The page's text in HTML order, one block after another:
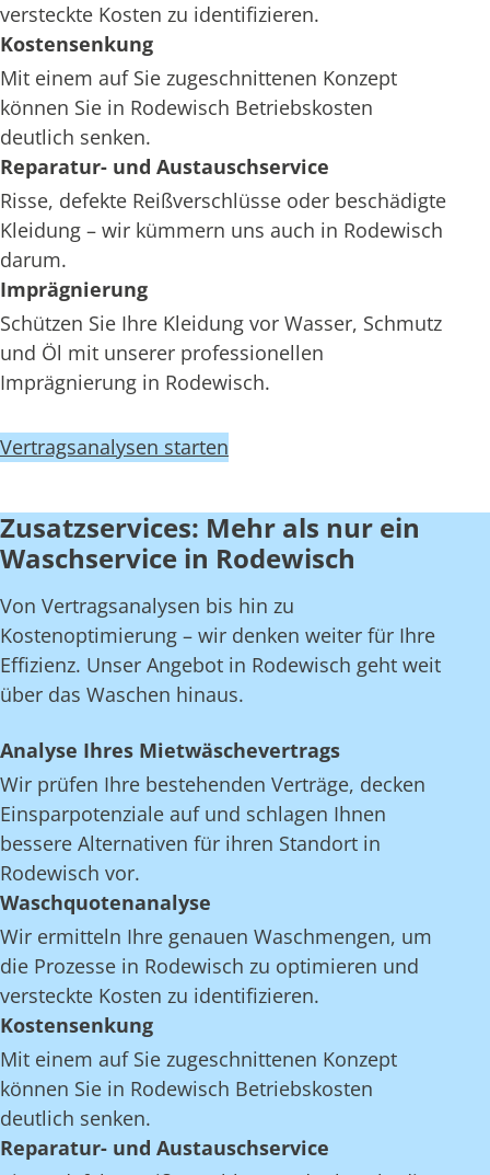
versteckte Kosten zu identifizieren.
Kostensenkung
Mit einem auf Sie zugeschnittenen Konzept
können Sie in Rodewisch Betriebskosten
deutlich senken.
Reparatur- und Austauschservice
Risse, defekte Reißverschlüsse oder beschädigte
Kleidung – wir kümmern uns auch in Rodewisch
darum.
Imprägnierung
Schützen Sie Ihre Kleidung vor Wasser, Schmutz
und Öl mit unserer professionellen
Imprägnierung in Rodewisch.
Vertragsanalysen starten
Zusatzservices: Mehr als nur ein
Waschservice in Rodewisch
Von Vertragsanalysen bis hin zu
Kostenoptimierung – wir denken weiter für Ihre
Effizienz. Unser Angebot in Rodewisch geht weit
über das Waschen hinaus.
Analyse Ihres Mietwäschevertrags
Wir prüfen Ihre bestehenden Verträge, decken
Einsparpotenziale auf und schlagen Ihnen
bessere Alternativen für ihren Standort in
Rodewisch vor.
Waschquotenanalyse
Wir ermitteln Ihre genauen Waschmengen, um
die Prozesse in Rodewisch zu optimieren und
versteckte Kosten zu identifizieren.
Kostensenkung
Mit einem auf Sie zugeschnittenen Konzept
können Sie in Rodewisch Betriebskosten
deutlich senken.
Reparatur- und Austauschservice